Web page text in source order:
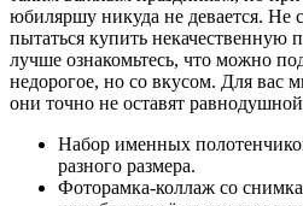
юбиляршу никуда не девается. Не
пытаться купить некачественную
лучше ознакомьтесь, что можно
недорогое, но со вкусом. Для вас
они точно не оставят
Набор именных
разного размера.
Фоторамка-коллаж со